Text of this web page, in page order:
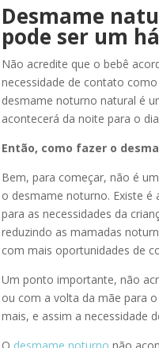
Desmame
pode ser um
Não acredite que o bebê
necessidade de contato
desmame noturno natural é
acontecerá da noite para o
Então, como fazer o
Bem, para começar, não é
o desmame noturno. Existe
para as necessidades da
reduzindo as mamadas
com mais oportunidades de
Um ponto importante, não
ou com a volta da mãe para
mais, e assim a necessidade